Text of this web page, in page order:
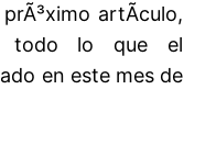
artÃ­culo,
todo lo que el
en este mes de